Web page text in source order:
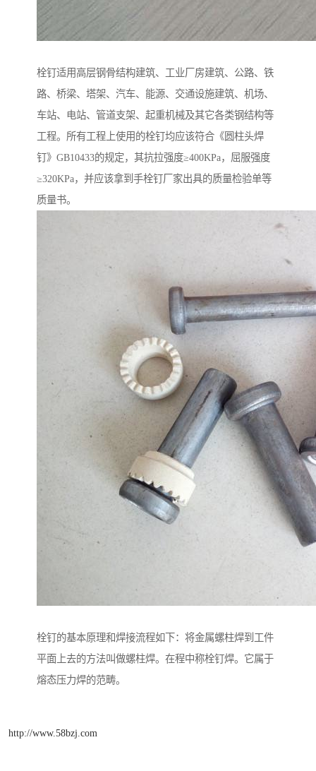
栓钉适用高层钢骨结构建筑、工业厂房建筑、公路、铁
路、桥梁、塔架、汽车、能源、交通设施建筑、机场、
车站、电站、管道支架、起重机械及其它各类钢结构等
工程。所有工程上使用的栓钉均应该符合《圆柱头焊
钉》GB10433的规定，其抗拉强度≥400KPa，屈服强度
≥320KPa，并应该拿到手栓钉厂家出具的质量检验单等
质量书。
栓钉的基本原理和焊接流程如下：将金属螺柱焊到工件
平面上去的方法叫做螺柱焊。在程中称栓钉焊。它属于
熔态压力焊的范畴。
http://www.58bzj.com